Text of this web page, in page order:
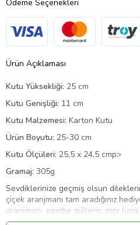
Ödeme Seçenekleri
Ürün Açıklaması
Kutu Yüksekliği: 25 cm
Kutu Genişliği: 11 cm
Kutu Malzemesi: Karton Kutu
Ürün Boyutu: 25-30 cm
Kutu Ölçüleri: 25,5 x 24,5 cmp>
Gramaj: 305g
Sevdiklerinize geçmiş olsun
çiçek aranjmanı tam aradığınız
aranjmanı, pembe güllerin, mor
renkleriyle sağlık dileklerinizi en